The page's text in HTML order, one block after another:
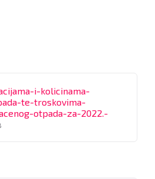
i-kolicinama-
te-troskovima-
otpada-za-2022.-